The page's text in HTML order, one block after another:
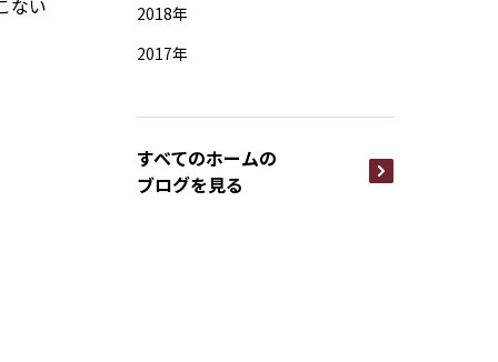
ない
2018年
2017年
すべてのホームの
ブログを見る